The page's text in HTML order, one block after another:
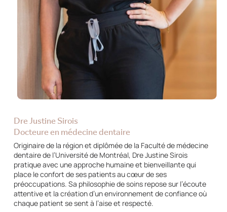
Dre Justine Sirois
Docteure en médecine dentaire
Originaire de la région et diplômée de la Faculté de médecine
dentaire de l’Université de Montréal, Dre Justine Sirois
pratique avec une approche humaine et bienveillante qui
place le confort de ses patients au cœur de ses
préoccupations. Sa philosophie de soins repose sur l’écoute
attentive et la création d’un environnement de confiance où
chaque patient se sent à l’aise et respecté.